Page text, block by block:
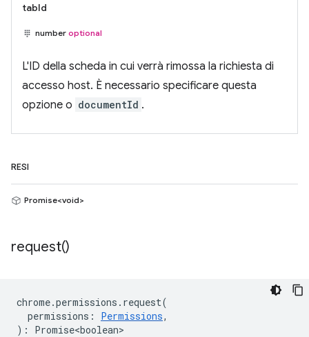
tabId
number optional
L'ID della scheda in cui verrà rimossa la richiesta di
accesso host. È necessario specificare questa
opzione o documentId .
RESI
Promise<void>
request()
chrome.permissions . request(
permissions : Permissions,
) : Promise<boolean>